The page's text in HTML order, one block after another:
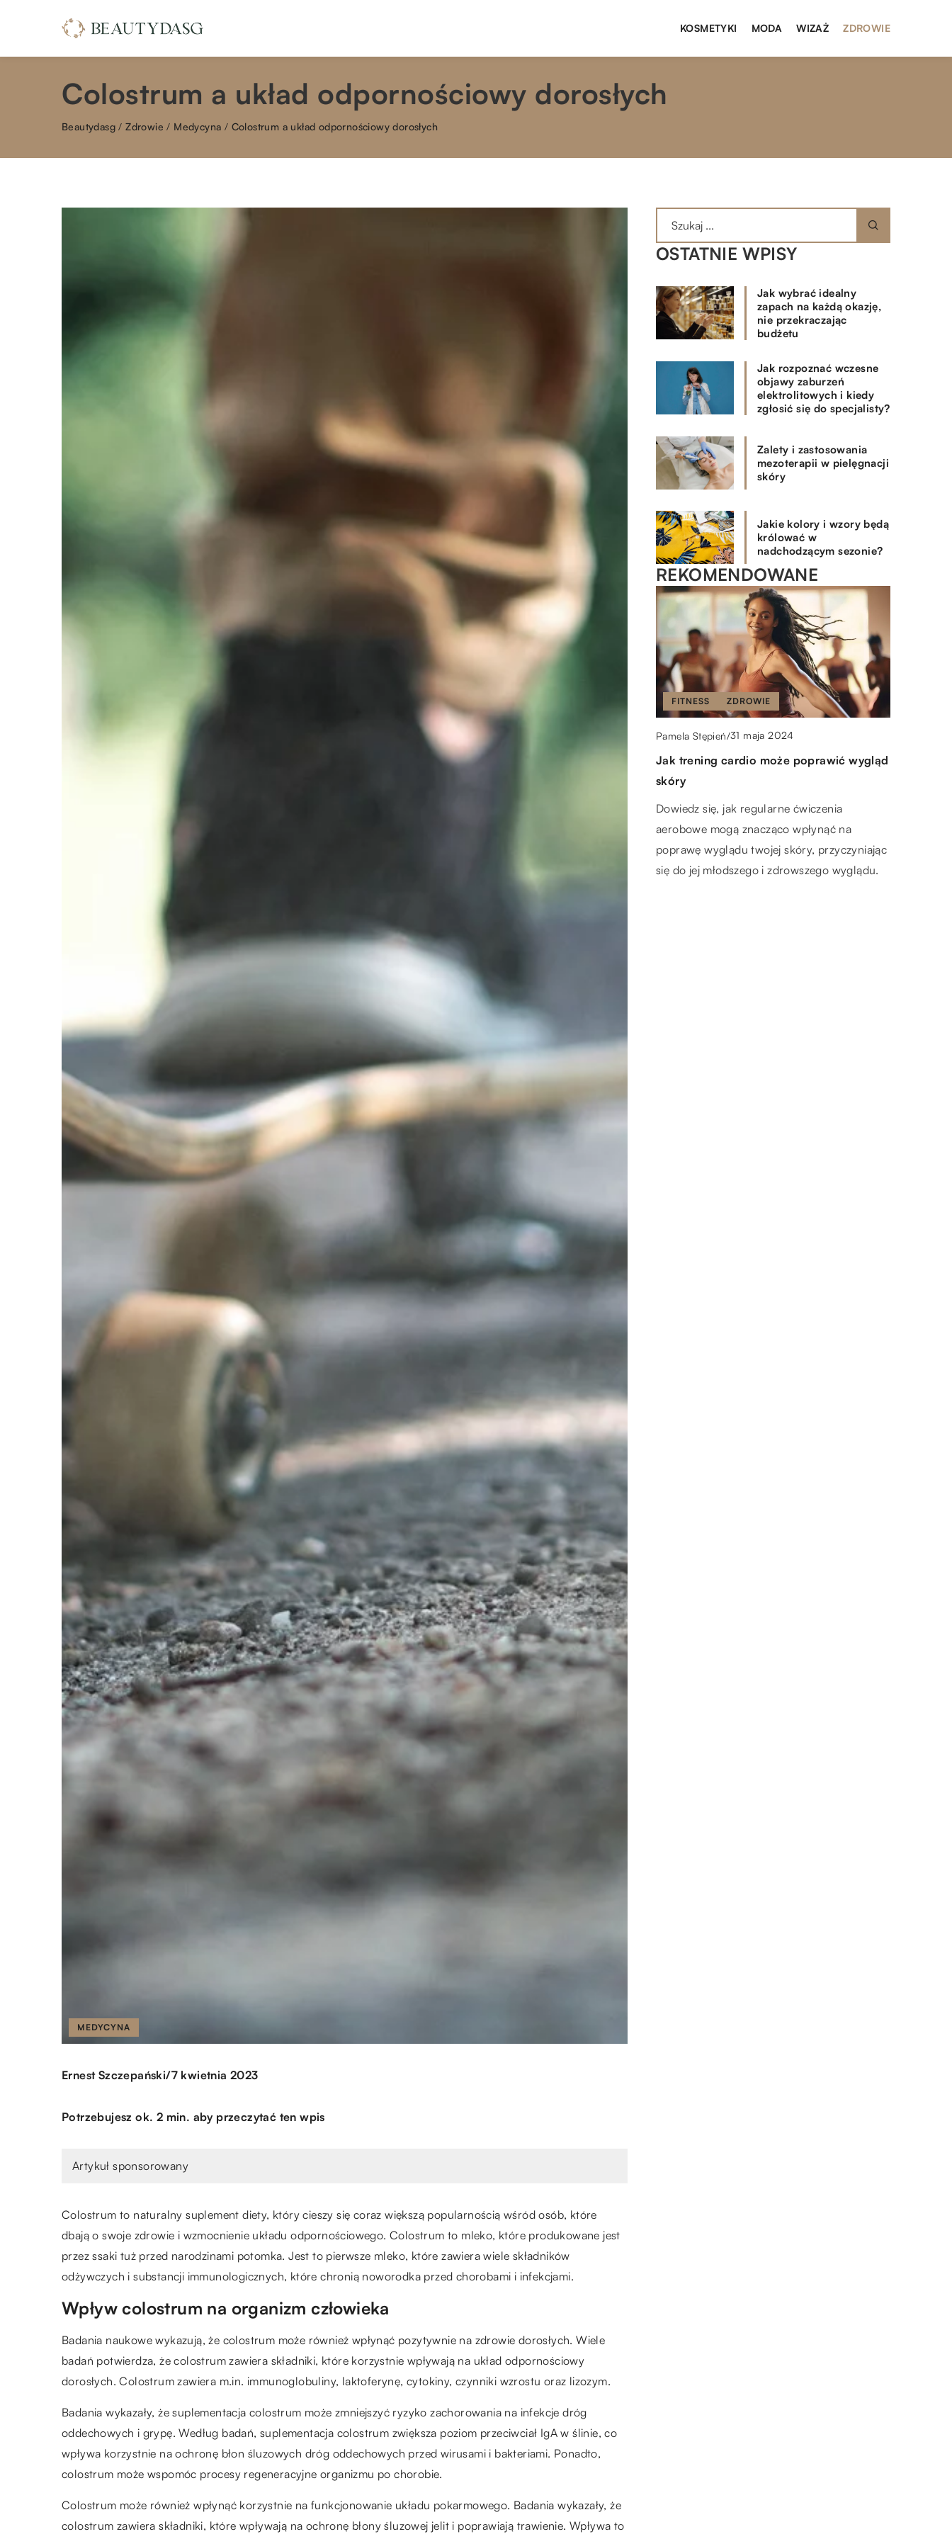
KOSMETYKI MODA WIZAŻ ZDROWIE
Colostrum a układ odpornościowy dorosłych
Beautydasg /Zdrowie / Medycyna / Colostrum a układ odpornościowy dorosłych
MEDYCYNA
Ernest Szczepański/7 kwietnia 2023
Potrzebujesz ok. 2 min. aby przeczytać ten wpis
Artykuł sponsorowany
Colostrum to naturalny suplement diety, który cieszy się coraz większą popularnością wśród osób, które
dbają o swoje zdrowie i wzmocnienie układu odpornościowego. Colostrum to mleko, które produkowane jest
przez ssaki tuż przed narodzinami potomka. Jest to pierwsze mleko, które zawiera wiele składników
odżywczych i substancji immunologicznych, które chronią noworodka przed chorobami i infekcjami.
Wpływ colostrum na organizm człowieka
Badania naukowe wykazują, że colostrum może również wpłynąć pozytywnie na zdrowie dorosłych. Wiele
badań potwierdza, że colostrum zawiera składniki, które korzystnie wpływają na układ odpornościowy
dorosłych. Colostrum zawiera m.in. immunoglobuliny, laktoferynę, cytokiny, czynniki wzrostu oraz lizozym.
Badania wykazały, że suplementacja colostrum może zmniejszyć ryzyko zachorowania na infekcje dróg
oddechowych i grypę. Według badań, suplementacja colostrum zwiększa poziom przeciwciał IgA w ślinie, co
wpływa korzystnie na ochronę błon śluzowych dróg oddechowych przed wirusami i bakteriami. Ponadto,
colostrum może wspomóc procesy regeneracyjne organizmu po chorobie.
Colostrum może również wpłynąć korzystnie na funkcjonowanie układu pokarmowego. Badania wykazały, że
colostrum zawiera składniki, które wpływają na ochronę błony śluzowej jelit i poprawiają trawienie. Wpływa to
OSTATNIE WPISY
Jak wybrać idealny
zapach na każdą okazję,
nie przekraczając
budżetu
Jak rozpoznać wczesne
objawy zaburzeń
elektrolitowych i kiedy
zgłosić się do specjalisty?
Zalety i zastosowania
mezoterapii w pielęgnacji
skóry
Jakie kolory i wzory będą
królować w
nadchodzącym sezonie?
REKOMENDOWANE
Redaktor Blue Whale Press/17 lutego 2025
Jak wybrać idealny złoty łańcuszek na
prezent?
Zastanawiasz się, jak wybrać delikatny i
elegancki złoty łańcuszek na prezent? Odkryj
kluczowe czynniki, które pomogą Ci dokonać
FITNESS ZDROWIE
Pamela Stępień/31 maja 2024
Jak trening cardio może poprawić wygląd
skóry
Dowiedz się, jak regularne ćwiczenia
aerobowe mogą znacząco wpłynąć na
poprawę wyglądu twojej skóry, przyczyniając
się do jej młodszego i zdrowszego wyglądu.
Marlena Sadowska/23 czerwca 2023
Nowoczesne wyposażenie do gabinetu
stomatologicznego
Nowoczesne wyposażenie gabinetu
stomatologicznego - klucz do skutecznego
leczenia i zadowolenia pacjentów. Odkryj